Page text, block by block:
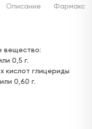
Описание
вещество:
0,5 г.
кислот глицериды
0,60 г.